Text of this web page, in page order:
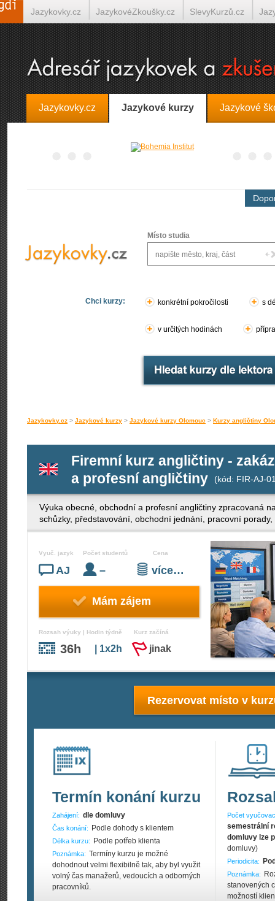
Jazykovky.cz Jazykové kurzy Jazykové
Místo studia
Chci kurzy: konkrétní pokročilosti s
v určitých hodinách
Jazykovky.cz > Jazykové kurzy > Jazykové kurzy Olomouc > Kurzy angličtiny
Firemní kurz angličtiny -
a profesní angličtiny
(kód: FIR-AJ-
Výuka obecné, obchodní a profesní angličtiny zpracovaná
schůzky, představování, obchodní jednání, pracovní
Vyuč. jazyk
AJ
Počet studentů
–
Cena
více…
Mám zájem
Rozsah výuky | Hodin týdně
36h | 1x2h
Kurz začíná
jinak
Rezervovat místo v
Termín konání kurzu
Zahájení: dle domluvy
Čas konání: Podle dohody s klientem
Délka kurzu: Podle potřeb klienta
Poznámka: Termíny kurzu je možné
dohodnout velmi flexibilně tak, aby byl využit
volný čas manažerů, vedoucích a odborných
pracovníků.
Počet
semestrální
domluvy lze
domluvy)
Periodicita:
Poznámka:
stanovených
možností
Jazykovky.cz JazykovéZkoušky.cz SlevyKurzů.cz
Španělština on-line Italština on-line Tlumočení-